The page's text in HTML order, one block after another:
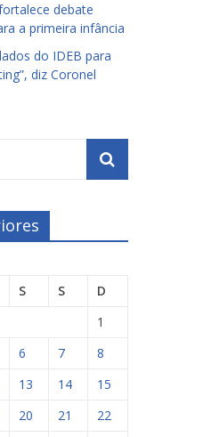
debate
a primeira infância
do IDEB para
diz Coronel
S S
D
1
6 7
8
13 14
15
20 21
22